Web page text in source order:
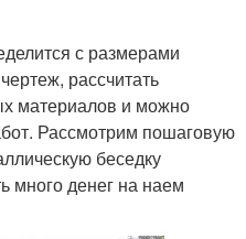
с размерами
рассчитать
материалов и можно
Рассмотрим пошаговую
беседку
много денег на наем